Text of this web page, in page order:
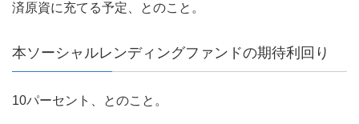
済原資に充てる予定、とのこと。
本ソーシャルレンディングファンドの期待利回り
10パーセント、とのこと。